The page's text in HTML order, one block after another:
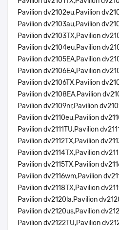
Pavilion dv2102eu,Pavilion
Pavilion dv2103au,Pavilion
Pavilion dv2103TX,Pavilion
Pavilion dv2104eu,Pavilion
Pavilion dv2105EA,Pavilion
Pavilion dv2106EA,Pavilion
Pavilion dv2106TX,Pavilion
Pavilion dv2108EA,Pavilion
Pavilion dv2109nr,Pavilion
Pavilion dv2110eu,Pavilion
Pavilion dv2111TU,Pavilion
Pavilion dv2112TX,Pavilion
Pavilion dv2114TX,Pavilion
Pavilion dv2115TX,Pavilion
Pavilion dv2116wm,Pavilion
Pavilion dv2118TX,Pavilion
Pavilion dv2120la,Pavilion
Pavilion dv2120us,Pavilion
Pavilion dv2122TU,Pavilion